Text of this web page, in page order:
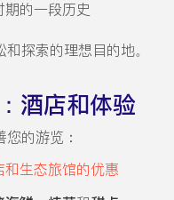
期的一段历史
探索的理想目的地。
酒店和体验
的游览：
生态旅馆的优惠